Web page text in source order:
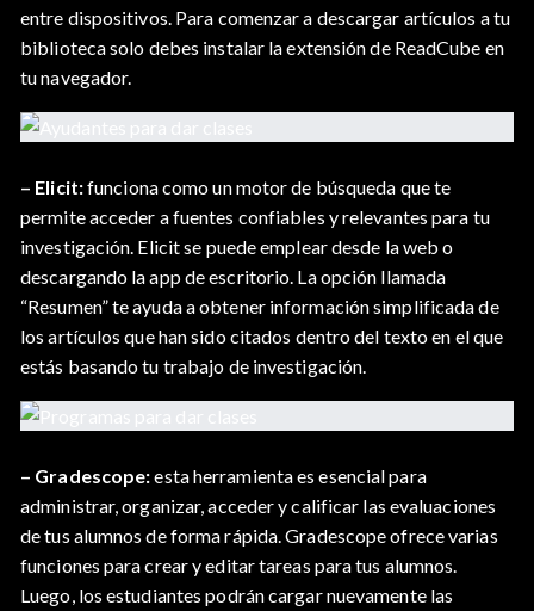
entre dispositivos. Para comenzar a descargar artículos a tu
biblioteca solo debes instalar la extensión de ReadCube en
tu navegador.
– Elicit:funciona como un motor de búsqueda que te
permite acceder a fuentes confiables y relevantes para tu
investigación. Elicit se puede emplear desde la web o
descargando la app de escritorio. La opción llamada
“Resumen” te ayuda a obtener información simplificada de
los artículos que han sido citados dentro del texto en el que
estás basando tu trabajo de investigación.
– Gradescope:esta herramienta es esencial para
administrar, organizar, acceder y calificar las evaluaciones
de tus alumnos de forma rápida. Gradescope ofrece varias
funciones para crear y editar tareas para tus alumnos.
Luego, los estudiantes podrán cargar nuevamente las